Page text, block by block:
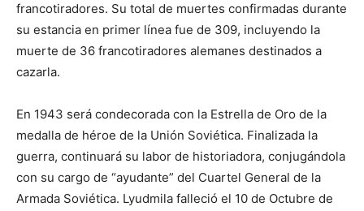
francotiradores. Su total de muertes confirmadas durante
su estancia en primer línea fue de 309, incluyendo la
muerte de 36 francotiradores alemanes destinados a
cazarla.
En 1943 será condecorada con la Estrella de Oro de la
medalla de héroe de la Unión Soviética. Finalizada la
guerra, continuará su labor de historiadora, conjugándola
con su cargo de “ayudante” del Cuartel General de la
Armada Soviética. Lyudmila falleció el 10 de Octubre de